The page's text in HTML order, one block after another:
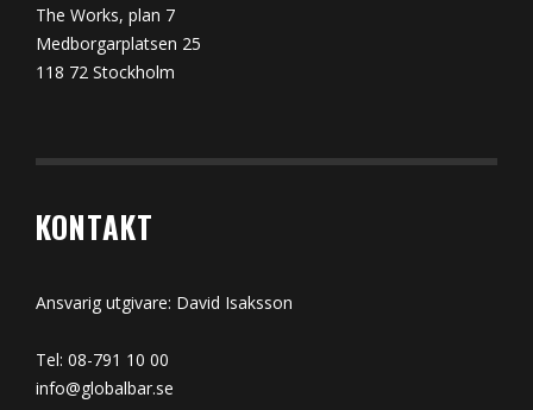
The Works, plan 7
Medborgarplatsen 25
118 72 Stockholm
KONTAKT
Ansvarig utgivare: David Isaksson
Tel: 08-791 10 00
info@globalbar.se